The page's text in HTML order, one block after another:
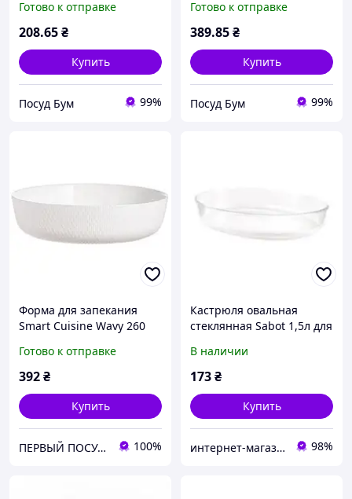
Готово к отправке
208.65₴
Купить
Посуд Бум 99%
Готово к отправке
389.85₴
Купить
Посуд Бум 99%
Форма для запекания
Smart Cuisine Wavy 260
Готово к отправке
392₴
Купить
ПЕРВЫЙ ПОСУДНЫЙ интернет магазин 100%
Кастрюля овальная
стеклянная Sabot 1,5л для
В наличии
173₴
Купить
интернет-магазин "Деко" 98%